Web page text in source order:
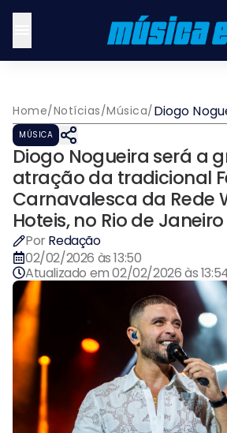
Home/Notícias/Música/Diogo
grande
Windsor
Janeiro
MÚSICA
Diogo Nogueira será a
atração da tradicional
Carnavalesca da Rede
Hoteis, no Rio de Janeiro
Por Redação
02/02/2026 às 13:50
Atualizado em02/02/2026 às